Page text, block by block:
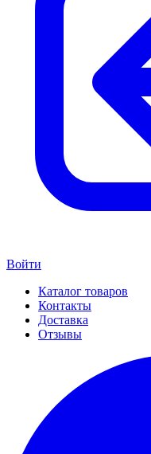
Войти
Каталог товаров
Контакты
Доставка
Отзывы